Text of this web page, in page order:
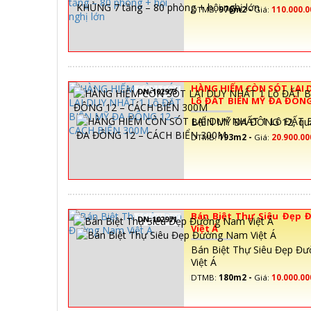
DTMB:976m2 -Giá:
DN-102973
HÀNG HIẾM CÒN SÓT LẠI
Lô ĐẤT BIỂN MỸ ĐA
BIỂN 300M
BIỂN MỸ ĐA ĐÔNG 12,
DTMB:193m2 - Giá:
DN-102971
Bán Biệt Thự Siêu Đẹp
Việt Á
Bán Biệt Thự Siêu Đẹp
Việt Á
DTMB: 180m2 - Giá: